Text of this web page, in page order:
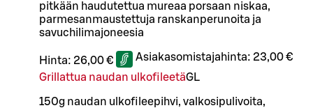
pitkään haudutettua mureaa porsaan niskaa,
parmesanmaustettuja ranskanperunoita ja
savuchilimajoneesia
Hinta: 26,00 € Asiakasomistajahinta: 23,00 €
Grillattua naudan ulkofileetäGL
150g naudan ulkofileepihvi, valkosipulivoita,